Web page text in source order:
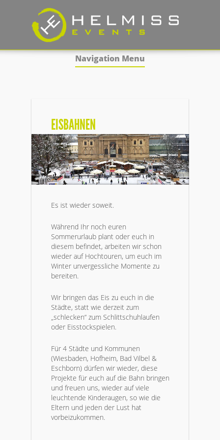
Navigation Menu
EISBAHNEN
Es ist wieder soweit.
Während Ihr noch euren
Sommerurlaub plant oder euch in
diesem befindet, arbeiten wir schon
wieder auf Hochtouren, um euch im
Winter unvergessliche Momente zu
bereiten.
Wir bringen das Eis zu euch in die
Städte, statt wie derzeit zum
„schlecken“ zum Schlittschuhlaufen
oder Eisstockspielen.
Für 4 Städte und Kommunen
(Wiesbaden, Hofheim, Bad Vilbel &
Eschborn) dürfen wir wieder, diese
Projekte für euch auf die Bahn bringen
und freuen uns, wieder auf viele
leuchtende Kinderaugen, so wie die
Eltern und jeden der Lust hat
vorbeizukommen.